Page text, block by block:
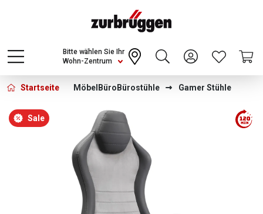
Choose a different country or region to see
content for your location and shop online
CONTINUE
Wohn-Zentrum
Bitte wählen Sie Ihr
Startseite Möbel Büro Bürostühle Gamer Stühle
Bildergalerie überspringen
Sale